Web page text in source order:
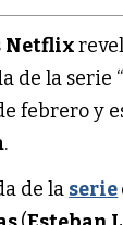
Netflix
de la serie
febrero y
.
de la serie